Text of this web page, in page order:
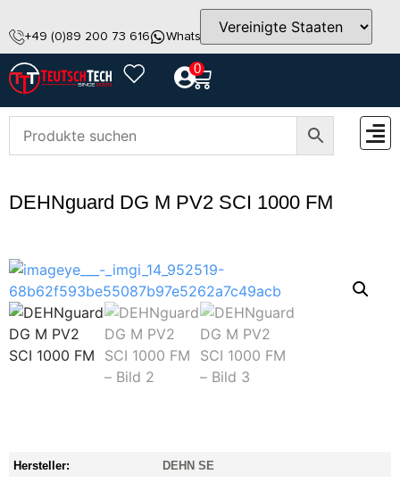
+49 (0)89 200 73 616 WhatsApp info@teutschtech.com
0
DEHNguard DG M PV2 SCI 1000 FM
Hersteller:
DEHN SE